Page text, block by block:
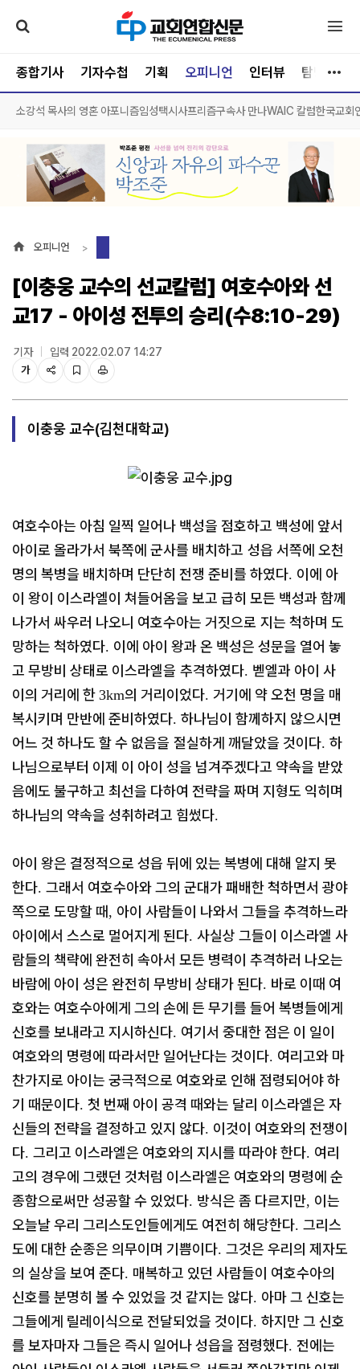
종합기사 기자수첩 기획 오피니언 인터뷰 탐방
소강석 목사의 영혼 아포니즘임성택시사프리즘구속사 만나WAIC 칼럼한국교회
오피니언
[이충웅 교수의 선교칼럼] 여호수아와 선
교17 - 아이성 전투의 승리(수8:10-29)
기자 입력 2022.02.07 14:27
가
이충웅 교수(김천대학교)
여호수아는 아침 일찍 일어나 백성을 점호하고 백성에 앞서
아이로 올라가서 북쪽에 군사를 배치하고 성읍 서쪽에 오천
명의 복병을 배치하며 단단히 전쟁 준비를 하였다. 이에 아
이 왕이 이스라엘이 쳐들어옴을 보고 급히 모든 백성과 함께
나가서 싸우러 나오니 여호수아는 거짓으로 지는 척하며 도
망하는 척하였다. 이에 아이 왕과 온 백성은 성문을 열어 놓
고 무방비 상태로 이스라엘을 추격하였다. 벧엘과 아이 사
이의 거리에 한 3km의 거리이었다. 거기에 약 오천 명을 매
복시키며 만반에 준비하였다. 하나님이 함께하지 않으시면
어느 것 하나도 할 수 없음을 절실하게 깨달았을 것이다. 하
나님으로부터 이제 이 아이 성을 넘겨주겠다고 약속을 받았
음에도 불구하고 최선을 다하여 전략을 짜며 지형도 익히며
하나님의 약속을 성취하려고 힘썼다.
아이 왕은 결정적으로 성읍 뒤에 있는 복병에 대해 알지 못
한다. 그래서 여호수아와 그의 군대가 패배한 척하면서 광야
쪽으로 도망할 때, 아이 사람들이 나와서 그들을 추격하느라
아이에서 스스로 멀어지게 된다. 사실상 그들이 이스라엘 사
람들의 책략에 완전히 속아서 모든 병력이 추격하러 나오는
바람에 아이 성은 완전히 무방비 상태가 된다. 바로 이때 여
호와는 여호수아에게 그의 손에 든 무기를 들어 복병들에게
신호를 보내라고 지시하신다. 여기서 중대한 점은 이 일이
여호와의 명령에 따라서만 일어난다는 것이다. 여리고와 마
찬가지로 아이는 궁극적으로 여호와로 인해 점령되어야 하
기 때문이다. 첫 번째 아이 공격 때와는 달리 이스라엘은 자
신들의 전략을 결정하고 있지 않다. 이것이 여호와의 전쟁이
다. 그리고 이스라엘은 여호와의 지시를 따라야 한다. 여리
고의 경우에 그랬던 것처럼 이스라엘은 여호와의 명령에 순
종함으로써만 성공할 수 있었다. 방식은 좀 다르지만, 이는
오늘날 우리 그리스도인들에게도 여전히 해당한다. 그리스
도에 대한 순종은 의무이며 기쁨이다. 그것은 우리의 제자도
의 실상을 보여 준다. 매복하고 있던 사람들이 여호수아의
신호를 분명히 볼 수 있었을 것 같지는 않다. 아마 그 신호는
그들에게 릴레이식으로 전달되었을 것이다. 하지만 그 신호
를 보자마자 그들은 즉시 일어나 성읍을 점령했다. 전에는